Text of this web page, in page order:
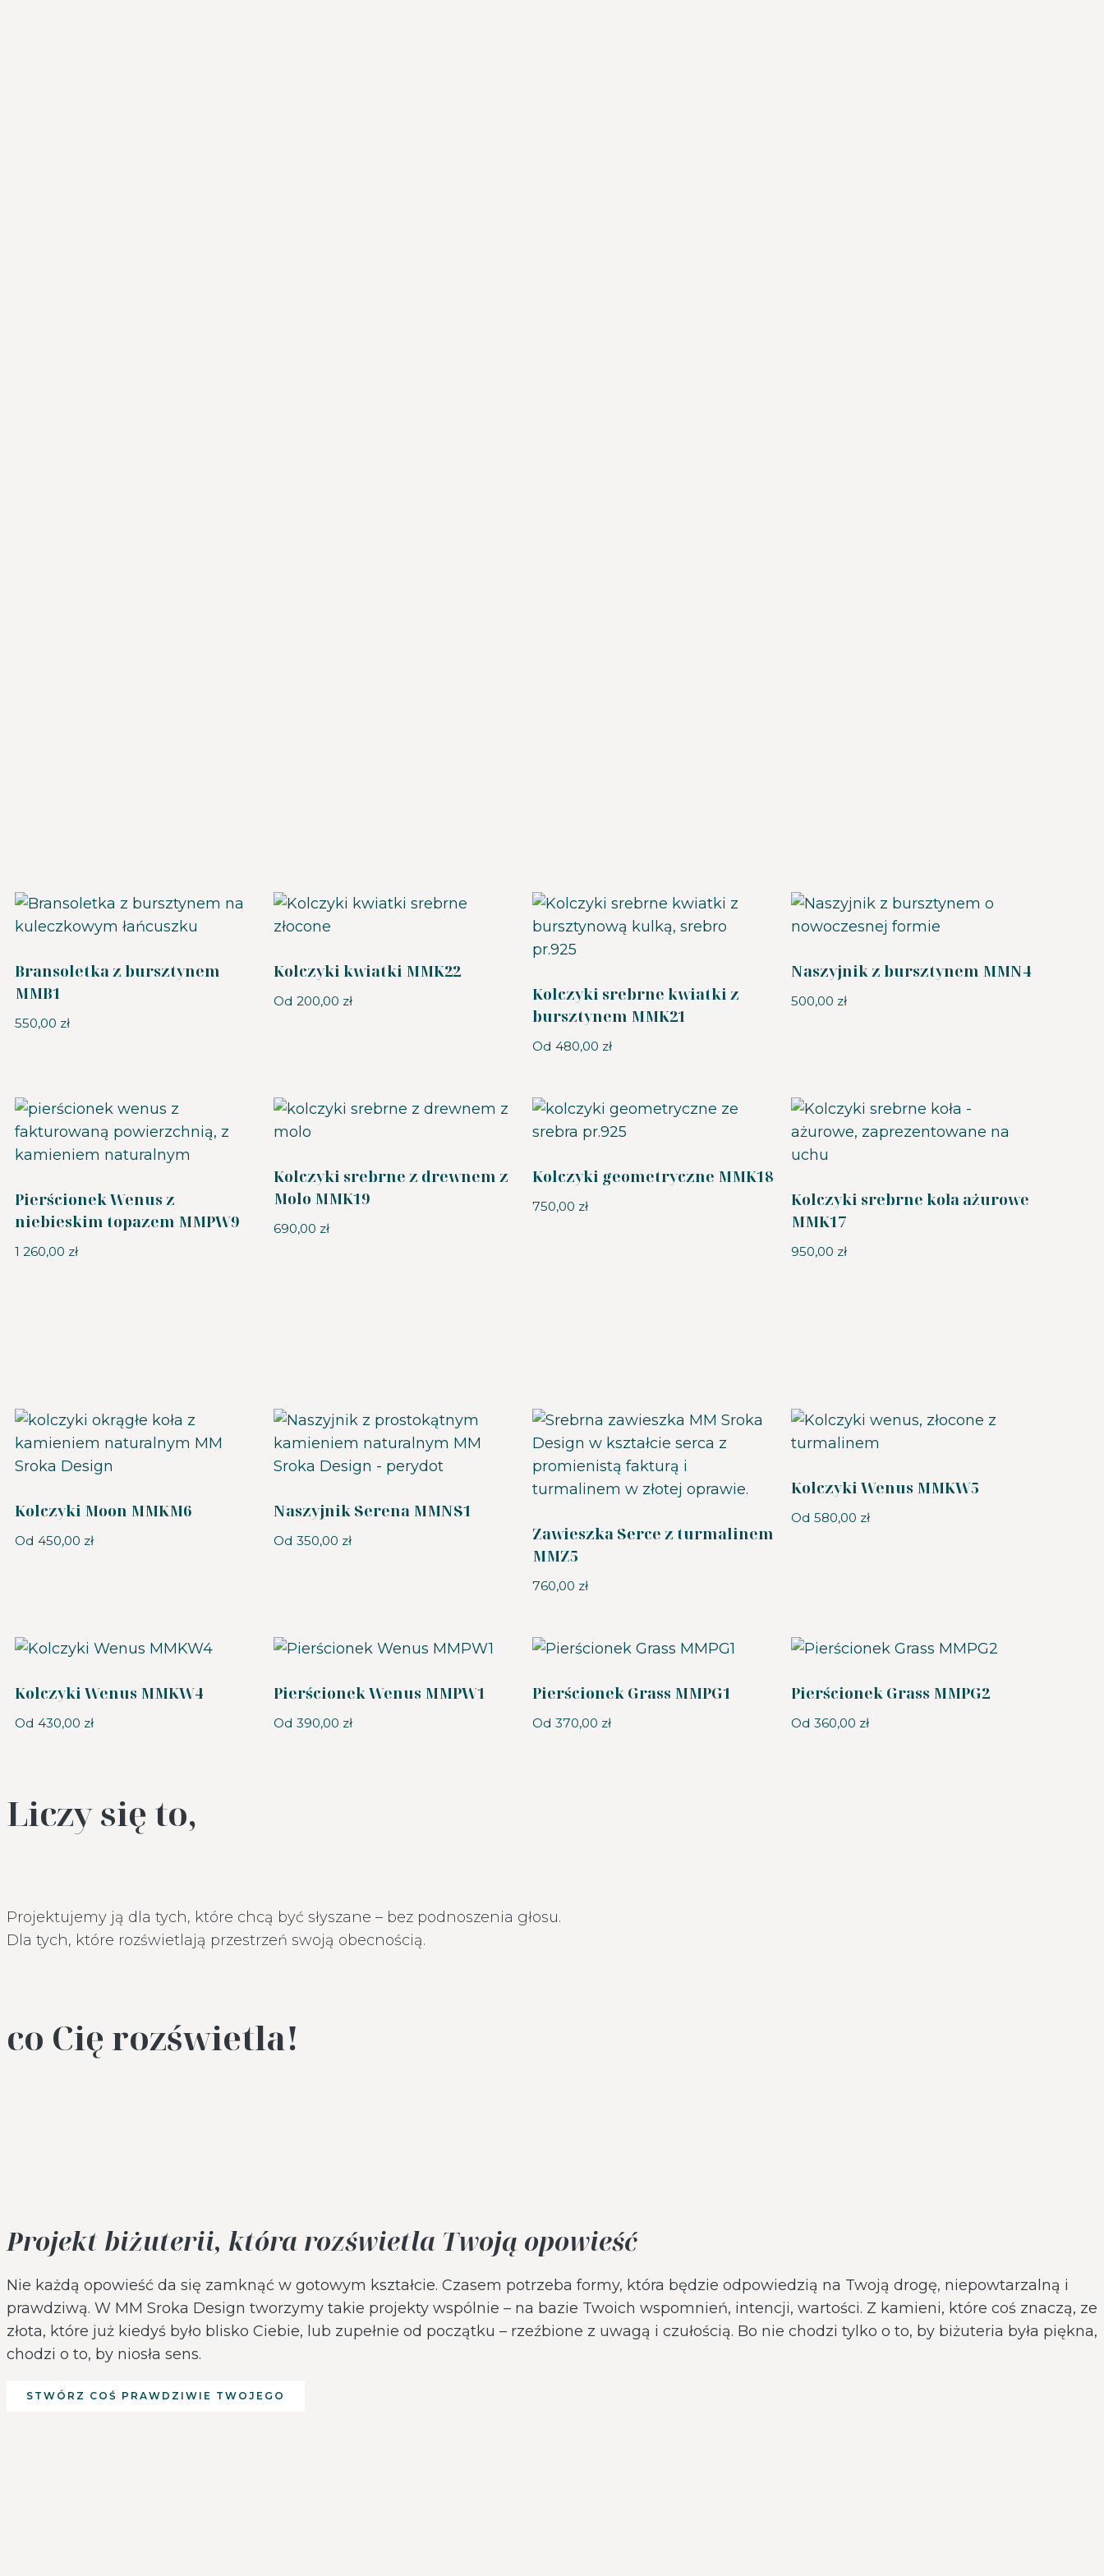
Bransoletka z bursztynem
MMB1
550,00 zł
Kolczyki kwiatki MMK22
Od 200,00 zł
Kolczyki srebrne kwiatki z
bursztynem MMK21
Od 480,00 zł
Naszyjnik z bursztynem MMN4
500,00 zł
Pierścionek Wenus z
niebieskim topazem MMPW9
1 260,00 zł
Kolczyki srebrne z drewnem z
Molo MMK19
690,00 zł
Kolczyki geometryczne MMK18
750,00 zł
Kolczyki srebrne koła ażurowe
MMK17
950,00 zł
Kolczyki Moon MMKM6
Od 450,00 zł
Naszyjnik Serena MMNS1
Od 350,00 zł
Zawieszka Serce z turmalinem
MMZ5
760,00 zł
Kolczyki Wenus MMKW5
Od 580,00 zł
Kolczyki Wenus MMKW4
Od 430,00 zł
Pierścionek Wenus MMPW1
Od 390,00 zł
Pierścionek Grass MMPG1
Od 370,00 zł
Pierścionek Grass MMPG2
Od 360,00 zł
Liczy się to,
Projektujemy ją dla tych, które chcą być słyszane – bez podnoszenia głosu.
Dla tych, które rozświetlają przestrzeń swoją obecnością.
co Cię rozświetla!
Projekt biżuterii, która rozświetla Twoją opowieść
Nie każdą opowieść da się zamknąć w gotowym kształcie. Czasem potrzeba formy, która będzie odpowiedzią na Twoją drogę, niepowtarzalną i
prawdziwą. W MM Sroka Design tworzymy takie projekty wspólnie – na bazie Twoich wspomnień, intencji, wartości. Z kamieni, które coś znaczą, ze
złota, które już kiedyś było blisko Ciebie, lub zupełnie od początku – rzeźbione z uwagą i czułością. Bo nie chodzi tylko o to, by biżuteria była piękna,
chodzi o to, by niosła sens.
STWÓRZ COŚ PRAWDZIWIE TWOJEGO